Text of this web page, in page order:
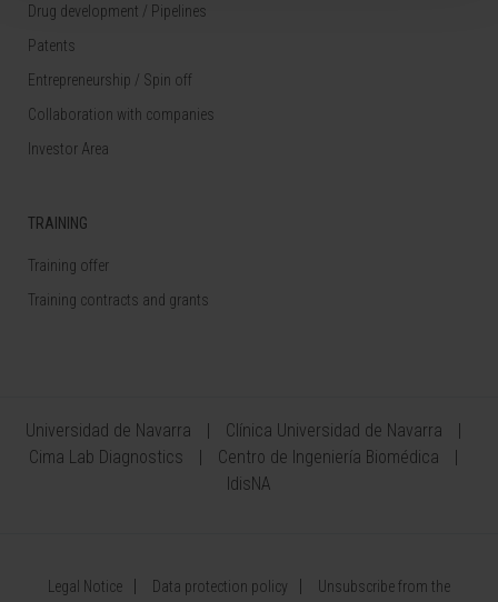
Drug development / Pipelines
Patents
Entrepreneurship / Spin off
Collaboration with companies
Investor Area
TRAINING
Training offer
Training contracts and grants
Universidad de Navarra
Clínica Universidad de Navarra
Cima Lab Diagnostics
Centro de Ingeniería Biomédica
IdisNA
Legal Notice Data protection policy Unsubscribe from the